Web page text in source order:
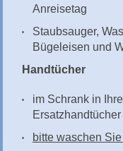
Anreisetag
Staubsauger,
Bügeleisen und
Handtücher
im Schrank in
Ersatzhandtücher
bitte waschen